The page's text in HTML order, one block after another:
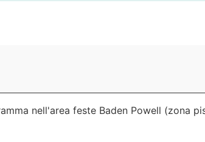
nell'area feste Baden Powell (zona